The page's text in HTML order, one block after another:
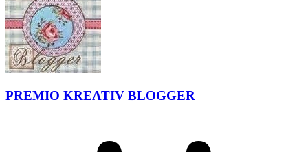
PREMIO KREATIV BLOGGER